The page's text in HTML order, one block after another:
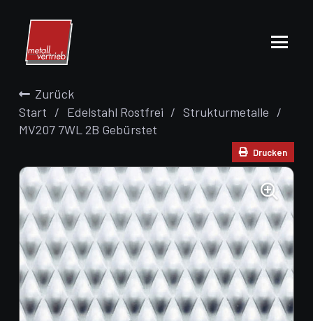
Zurück
Start / Edelstahl Rostfrei / Strukturmetalle /
MV207 7WL 2B Gebürstet
Drucken